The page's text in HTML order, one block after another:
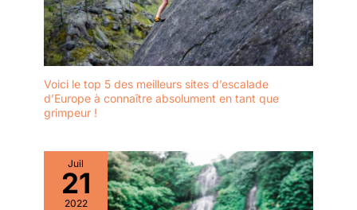
clarté parfaite sur l'écran
LCD.
Voici le top 5 des meilleurs sites d’escalade
d’Europe à connaître absolument en tant que
grimpeur !
Juil
21
2022